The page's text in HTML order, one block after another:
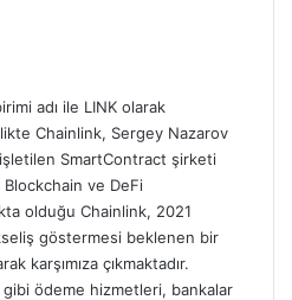
adı ile LINK olarak
Chainlink, Sergey Nazarov
SmartContract şirketi
ve DeFi
olduğu Chainlink, 2021
göstermesi beklenen bir
karşımıza çıkmaktadır.
ödeme hizmetleri, bankalar